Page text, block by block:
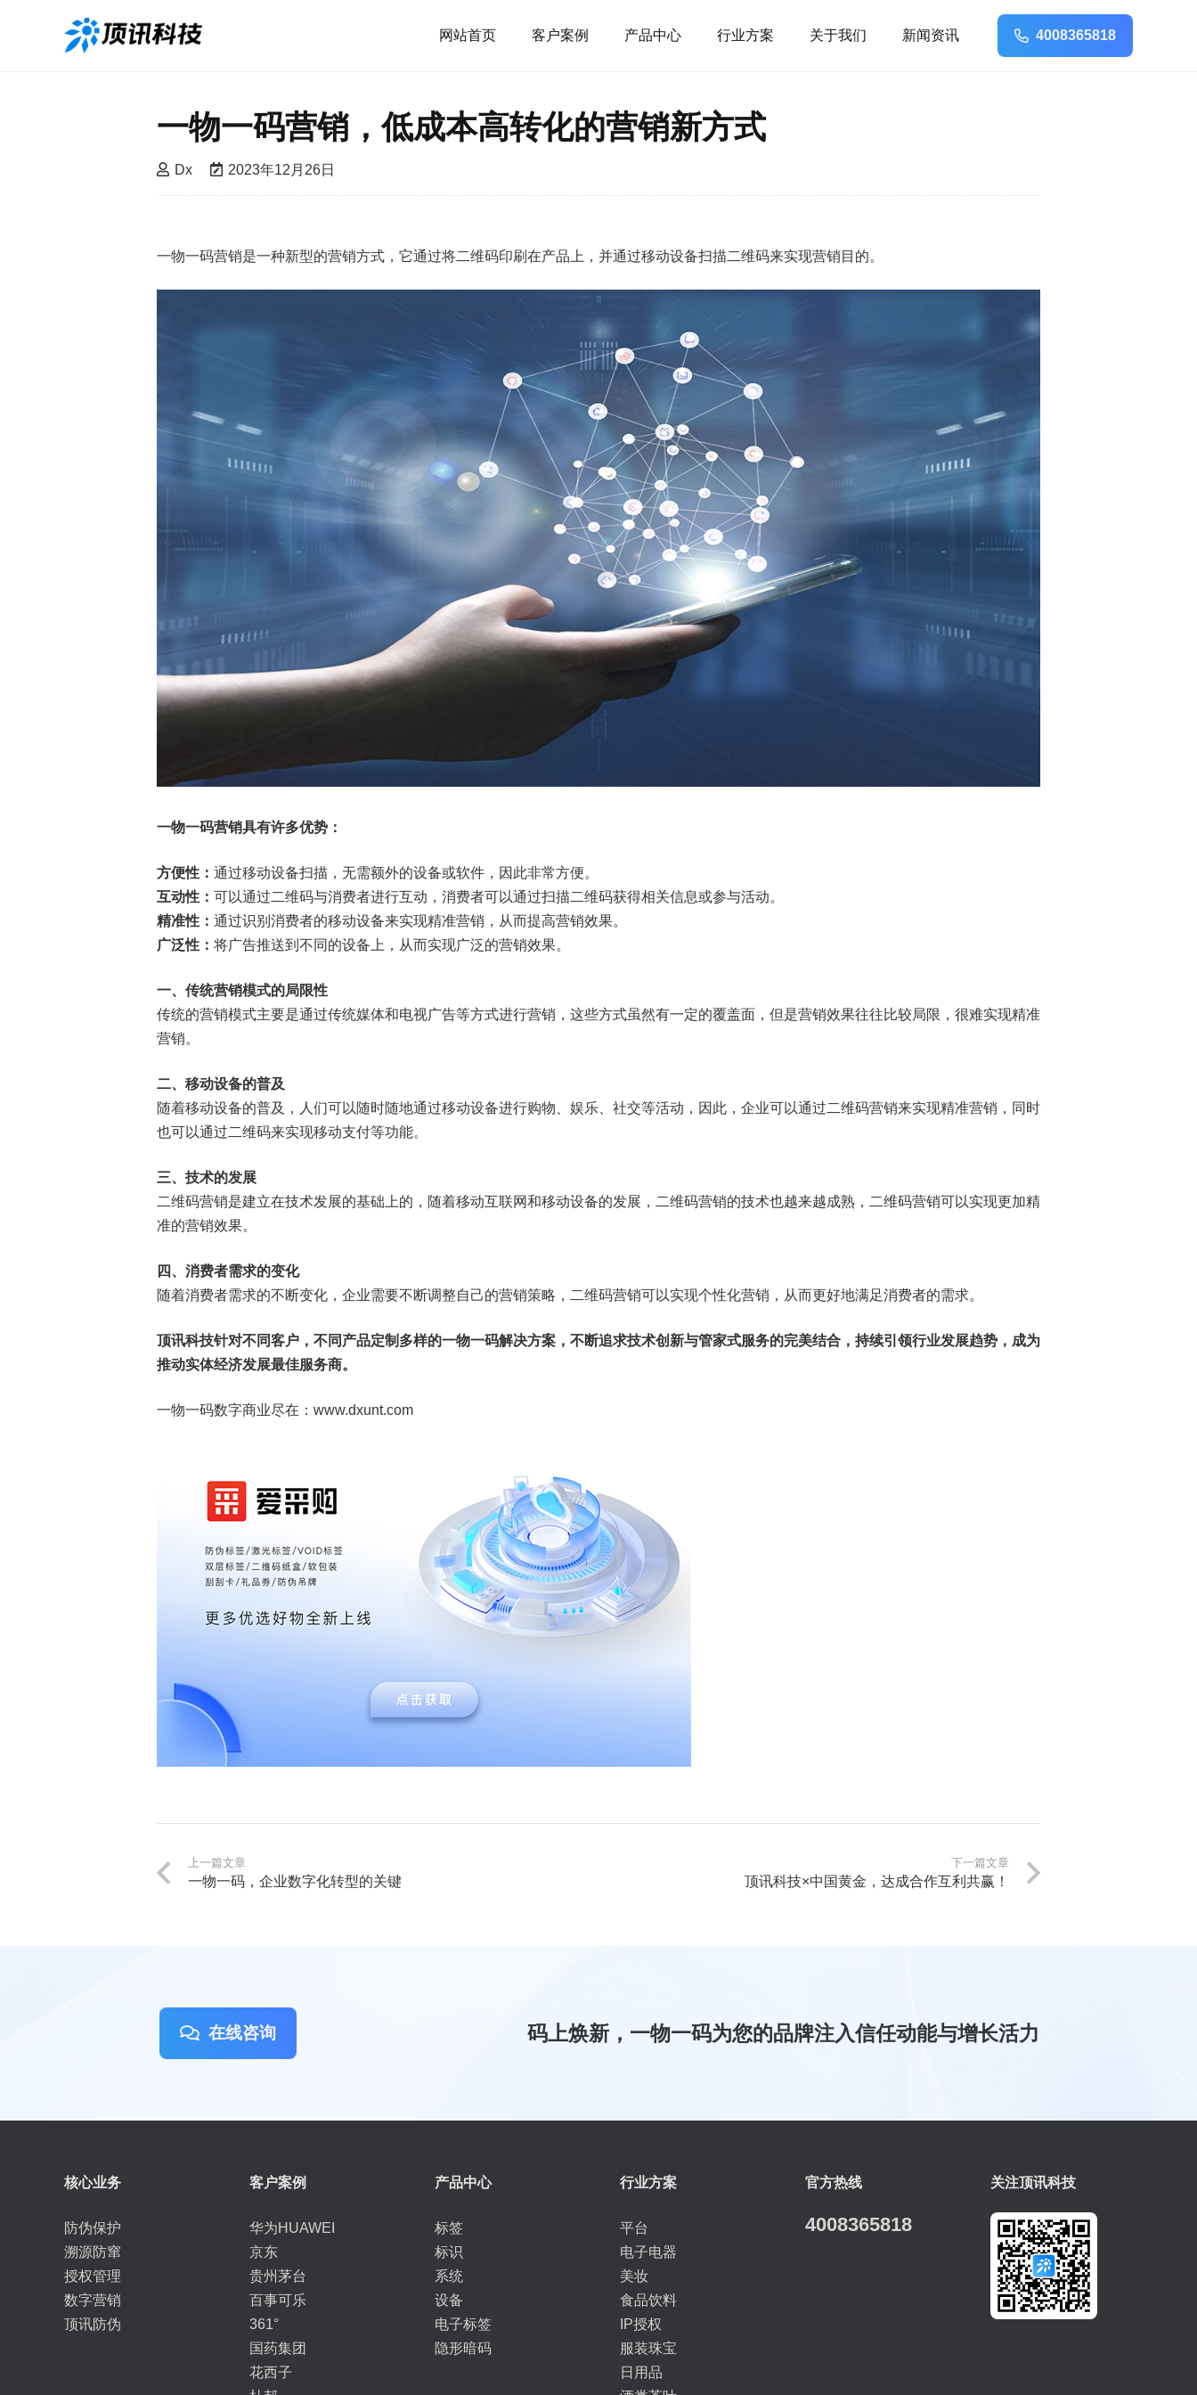
网站首页 客户案例 产品中心 行业方案 关于我们 新闻资讯 4008365818
一物一码营销，低成本高转化的营销新方式
Dx 2023年12月26日
一物一码营销是一种新型的营销方式，它通过将二维码印刷在产品上，并通过移动设备扫描二维码来实现营销目的。
一物一码营销具有许多优势：
方便性： 通过移动设备扫描，无需额外的设备或软件，因此非常方便。
互动性： 可以通过二维码与消费者进行互动，消费者可以通过扫描二维码获得相关信息或参与活动。
精准性： 通过识别消费者的移动设备来实现精准营销，从而提高营销效果。
广泛性： 将广告推送到不同的设备上，从而实现广泛的营销效果。
一、传统营销模式的局限性
传统的营销模式主要是通过传统媒体和电视广告等方式进行营销，这些方式虽然有一定的覆盖面，但是营销效果往往比较局限，很难实现精准
营销。
二、移动设备的普及
随着移动设备的普及，人们可以随时随地通过移动设备进行购物、娱乐、社交等活动，因此，企业可以通过二维码营销来实现精准营销，同时
也可以通过二维码来实现移动支付等功能。
三、技术的发展
二维码营销是建立在技术发展的基础上的，随着移动互联网和移动设备的发展，二维码营销的技术也越来越成熟，二维码营销可以实现更加精
准的营销效果。
四、消费者需求的变化
随着消费者需求的不断变化，企业需要不断调整自己的营销策略，二维码营销可以实现个性化营销，从而更好地满足消费者的需求。
顶讯科技针对不同客户，不同产品定制多样的一物一码解决方案，不断追求技术创新与管家式服务的完美结合，持续引领行业发展趋势，成为
推动实体经济发展最佳服务商。
一物一码数字商业尽在：www.dxunt.com
上一篇文章
一物一码，企业数字化转型的关键
下一篇文章
顶讯科技×中国黄金，达成合作互利共赢！
在线咨询 码上焕新，一物一码为您的品牌注入信任动能与增长活力
核心业务
防伪保护
溯源防窜
授权管理
数字营销
顶讯防伪
客户案例
华为HUAWEI
京东
贵州茅台
百事可乐
361°
国药集团
花西子
产品中心
标签
标识
系统
设备
电子标签
隐形暗码
行业方案
平台
电子电器
美妆
食品饮料
IP授权
服装珠宝
日用品
官方热线
4008365818
关注顶讯科技